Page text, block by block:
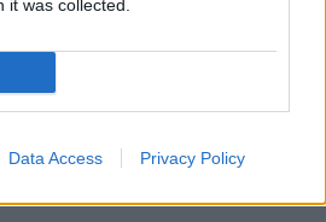
it was collected.
Data Access Privacy Policy
péntek
spórol a
önkormányzat